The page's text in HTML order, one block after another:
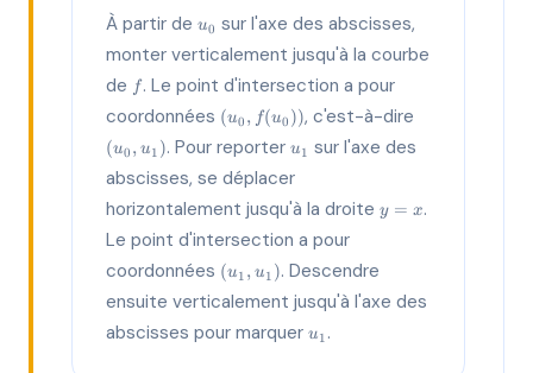
À partir de u_0
u0 sur l'axe des abscisses,
monter verticalement jusqu'à la courbe
de ff. Le point d'intersection a pour
coordonnées (u_0,
f(u_0))
(u0 , f(u0 )), c'est-à-dire
(u0 , u1 ). Pour reporter u_1
u1 sur l'axe des
abscisses, se déplacer
horizontalement jusqu'à la droite y=x
y = x.
Le point d'intersection a pour
coordonnées (u_1,
u_1)
(u1 , u1 ). Descendre
ensuite verticalement jusqu'à l'axe des
abscisses pour marquer u_1
u1 .